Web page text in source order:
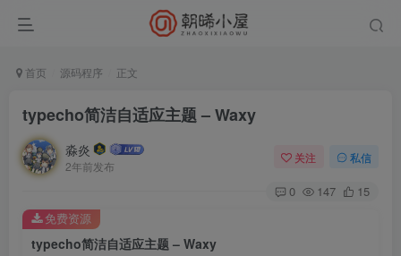
首页 源码程序 正文
typecho简洁自适应主题 – Waxy
淼炎
2年前发布
关注 私信
0 147 15
typecho简洁自适应主题 – Waxy
免费资源